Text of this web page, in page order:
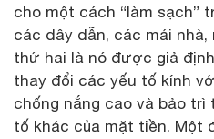
cho một cách “làm sạch”
các dây dẫn, các mái
thứ hai là nó được giả
thay đổi các yếu tố kính
chống nắng cao và bảo
tố khác của mặt tiền. Một